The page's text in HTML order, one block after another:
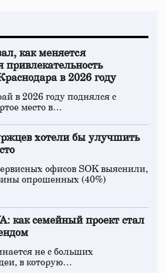
как меняется
привлекательность
в 2026 году
в 2026 году поднялся с
место в…
хотели бы улучшить
офисов SOK выяснили,
опрошенных (40%)
как семейный проект стал
не с больших
в которую…